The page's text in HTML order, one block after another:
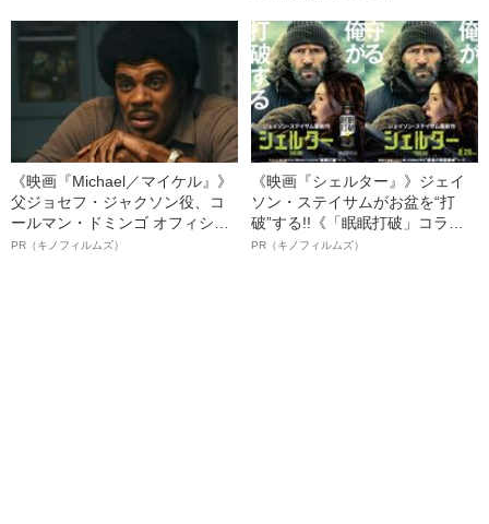
ト”が生み出した徹底ケアとは
《映画『Michael／マイケル』》
父ジョセフ・ジャクソン役、コ
ールマン・ドミンゴ オフィシャ
ルインタビュー“観客を魅了した
PR（キノフィルムズ）
《映画『シェルター』》ジェイ
ソン・ステイサムがお盆を“打
破”する!!《「眠眠打破」コラ
ボ》
PR（キノフィルムズ）